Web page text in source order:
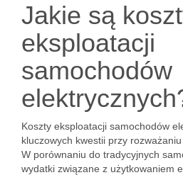
Jakie są
eksploatacji
samochodów
Koszty eksploatacji samochodów
kluczowych kwestii przy
W porównaniu do tradycyjnych
wydatki związane z użytkowaniem